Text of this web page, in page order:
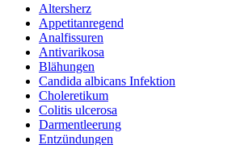
Altersherz
Appetitanregend
Analfissuren
Antivarikosa
Blähungen
Candida albicans Infektion
Choleretikum
Colitis ulcerosa
Darmentleerung
Entzündungen